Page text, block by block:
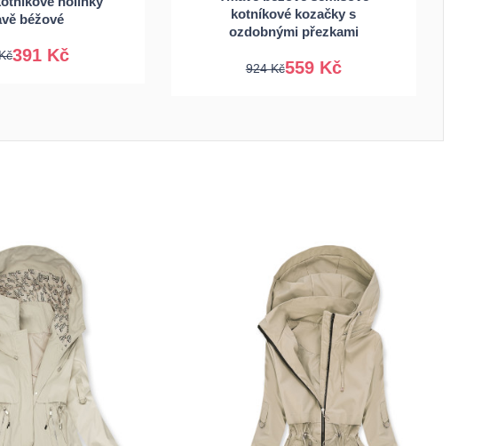
béžové
391 Kč
kotníkové kozačky s
ozdobnými přezkami
559 Kč
924 Kč
40 41